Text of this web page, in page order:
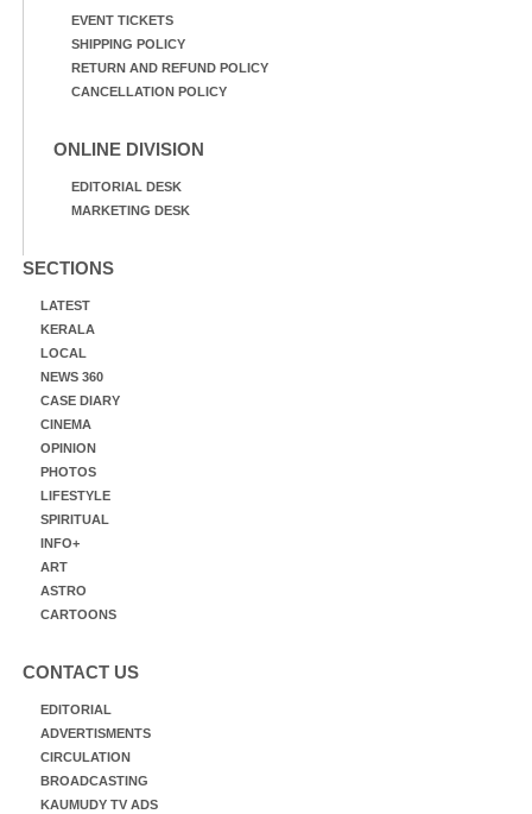
EVENT TICKETS
SHIPPING POLICY
RETURN AND REFUND POLICY
CANCELLATION POLICY
ONLINE DIVISION
EDITORIAL DESK
MARKETING DESK
SECTIONS
LATEST
KERALA
LOCAL
NEWS 360
CASE DIARY
CINEMA
OPINION
PHOTOS
LIFESTYLE
SPIRITUAL
INFO+
ART
ASTRO
CARTOONS
CONTACT US
EDITORIAL
ADVERTISMENTS
CIRCULATION
BROADCASTING
KAUMUDY TV ADS